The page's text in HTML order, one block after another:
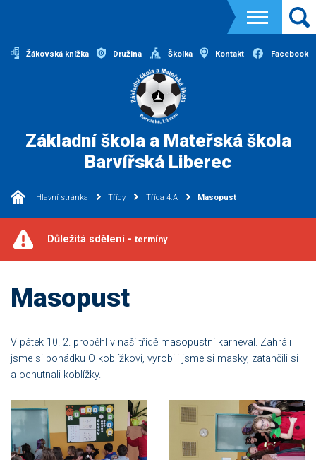
Žákovská knížka Družina Školka Kontakt Facebook
Základní škola a Mateřská škola
Barvířská Liberec
Hlavní stránka Třídy Třída 4.A Masopust
Důležitá sdělení - termíny
Masopust
V pátek 10. 2. proběhl v naší třídě masopustní karneval. Zahráli
jsme si pohádku O koblížkovi, vyrobili jsme si masky, zatančili si
a ochutnali koblížky.